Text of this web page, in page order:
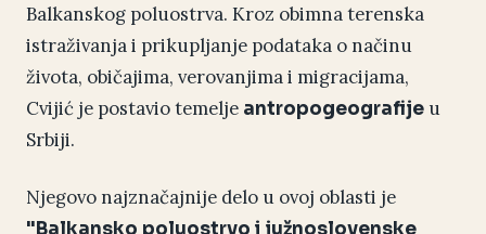
Balkanskog poluostrva. Kroz obimna terenska
istraživanja i prikupljanje podataka o načinu
života, običajima, verovanjima i migracijama,
Cvijić je postavio temelje antropogeografije u
Srbiji.
Njegovo najznačajnije delo u ovoj oblasti je